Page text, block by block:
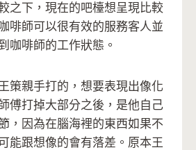
之下，現在的吧檯想呈現比較
啡師可以很有效的服務客人並
咖啡師的工作狀態。
策親手打的，想要表現出像化
傅打掉大部分之後，是他自己
，因為在腦海裡的東西如果不
能跟想像的會有落差。原本王